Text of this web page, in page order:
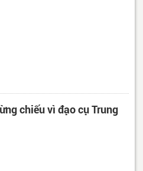
chiếu vì đạo cụ Trung